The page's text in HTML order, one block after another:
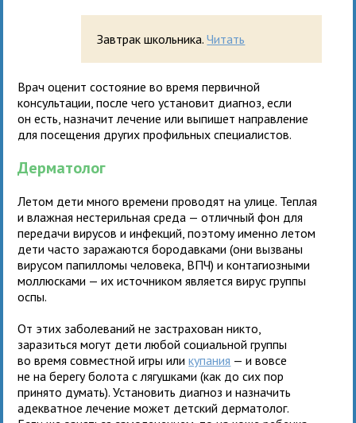
Завтрак школьника.Читать
Врач оценит состояние во время первичной
консультации, после чего установит диагноз, если
он есть, назначит лечение или выпишет направление
для посещения других профильных специалистов.
Дерматолог
Летом дети много времени проводят на улице. Теплая
и влажная нестерильная среда — отличный фон для
передачи вирусов и инфекций, поэтому именно летом
дети часто заражаются бородавками (они вызваны
вирусом папилломы человека, ВПЧ) и контагиозными
моллюсками — их источником является вирус группы
оспы.
От этих заболеваний не застрахован никто,
заразиться могут дети любой социальной группы
во время совместной игры иликупания — и вовсе
не на берегу болота с лягушками (как до сих пор
принято думать). Установить диагноз и назначить
адекватное лечение может детский дерматолог.